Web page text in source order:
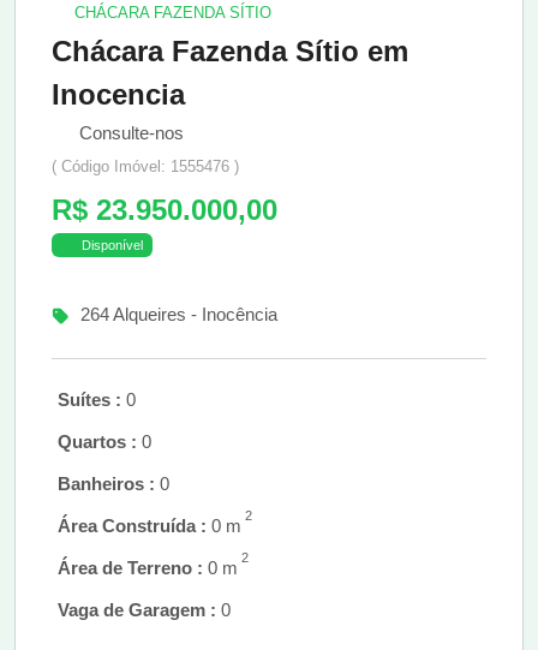
CHÁCARA FAZENDA SÍTIO
Chácara Fazenda Sítio em
Inocencia
Consulte-nos
( Código Imóvel: 1555476 )
R$ 23.950.000,00
Disponível
264 Alqueires - Inocência
Suítes : 0
Quartos : 0
Banheiros : 0
Área Construída : 0 m 2
Área de Terreno : 0 m 2
Vaga de Garagem : 0